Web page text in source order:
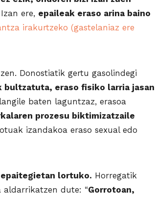
Izan ere, epaileak eraso arina baino
irakurtzeko (gastelaniaz ere
Donostiatik gertu gasolindegi
eraso fisiko larria jasan
baten laguntzaz, erasoa
prozesu biktimizatzaile
izandakoa eraso sexual edo
lortuko. Horregatik
aldarrikatzen dute: “Gorrotoan,